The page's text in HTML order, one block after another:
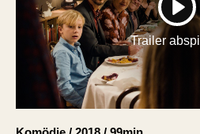
Filmpakete
Gutscheine
& Filmpässe
Account
Trailer